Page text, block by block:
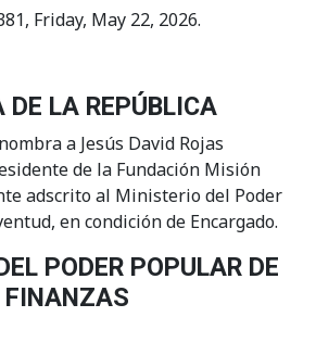
Friday, May 22, 2026.
DE LA REPÚBLICA
a Jesús David Rojas
de la Fundación Misión
adscrito al Ministerio del Poder
en condición de Encargado.
PODER POPULAR DE
FINANZAS